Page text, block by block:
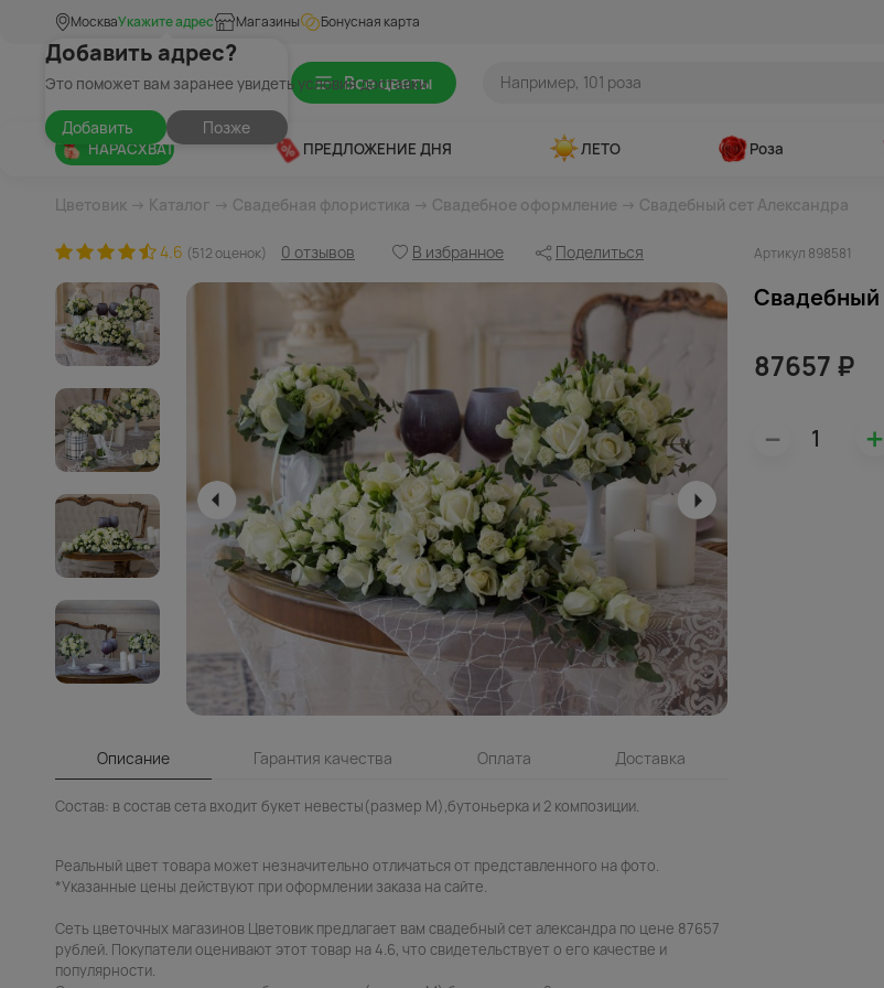
МоскваУкажите адрес
Добавить адрес?
Это поможет вам заранее увидеть условия доставки
Добавить Позже
Магазины Бонусная карта
Все цветы
НАРАСХВАТ ПРЕДЛОЖЕНИЕ ДНЯ ЛЕТО Роза
Цветовик → Каталог → Свадебная флористика → Свадебное оформление → Свадебный сет Александра
4.6 (512 оценок) 0 отзывов В избранное Поделиться Артикул 898581
Описание Гарантия качества Оплата Доставка
Состав: в состав сета входит букет невесты(размер М),бутоньерка и 2 композиции.
Реальный цвет товара может незначительно отличаться от представленного на фото.
*Указанные цены действуют при оформлении заказа на сайте.
Сеть цветочных магазинов Цветовик предлагает вам свадебный сет александра по цене 87657
рублей. Покупатели оценивают этот товар на 4.6, что свидетельствует о его качестве и
популярности.
Свадебный
87657 ₽
– +